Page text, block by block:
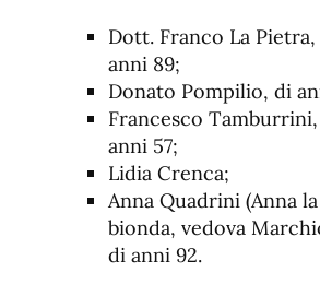
Dott. Franco La
anni 89;
Donato Pompilio, di
Francesco
anni 57;
Lidia Crenca;
Anna Quadrini (Anna la
bionda, vedova
di anni 92.